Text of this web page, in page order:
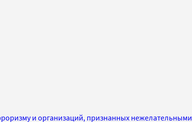
и организаций, признанных нежелательными